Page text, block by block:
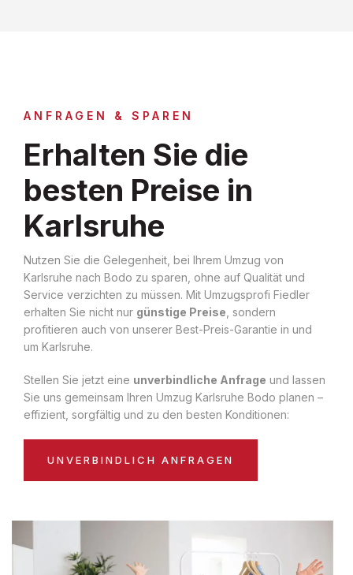
ANFRAGEN & SPAREN
Erhalten Sie die
besten Preise in
Karlsruhe
Nutzen Sie die Gelegenheit, bei Ihrem Umzug von
Karlsruhe nach Bodo zu sparen, ohne auf Qualität und
Service verzichten zu müssen. Mit Umzugsprofi Fiedler
erhalten Sie nicht nur günstige Preise , sondern
profitieren auch von unserer Best-Preis-Garantie in und
um Karlsruhe.
Stellen Sie jetzt eine unverbindliche Anfrage und lassen
Sie uns gemeinsam Ihren Umzug Karlsruhe Bodo planen –
effizient, sorgfältig und zu den besten Konditionen:
UNVERBINDLICH ANFRAGEN